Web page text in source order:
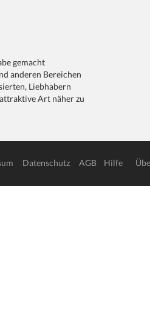
gemacht
anderen Bereichen
Liebhabern
Art näher zu
Datenschutz AGB Hilfe